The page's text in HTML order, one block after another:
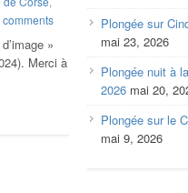
comments
»
Merci à
Plongée sur
mai 23, 2026
Plongée nuit à
2026 mai 20,
Plongée sur le
mai 9, 2026